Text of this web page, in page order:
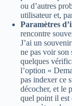
ou d’autres
utilisateur et,
Paramètres
rencontre
J’ai un
ne pas voir son
quelques
l’option «
pas indexer ce
décocher, et le
quel point il est